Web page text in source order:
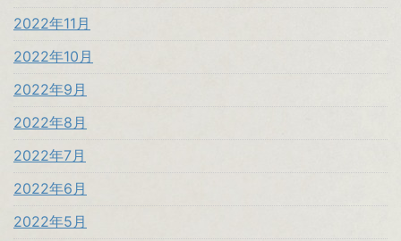
2022年11月
2022年10月
2022年9月
2022年8月
2022年7月
2022年6月
2022年5月